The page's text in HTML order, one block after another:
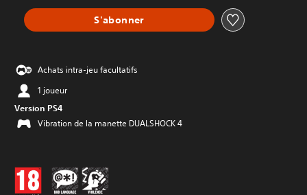
S'abonner
Achats intra-jeu facultatifs
1 joueur
Version PS4
Vibration de la manette DUALSHOCK 4